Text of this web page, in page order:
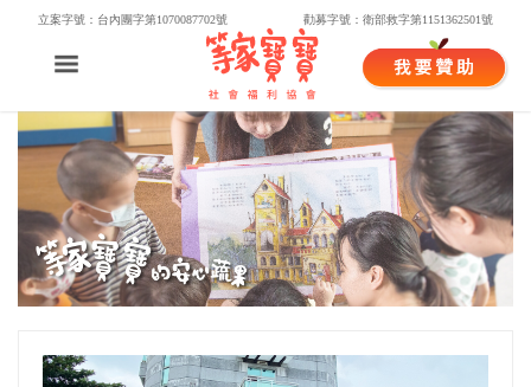
立案字號：台內團字第1070087702號 勸募字號：衛部救字第1151362501號